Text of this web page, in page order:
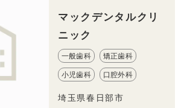
マックデンタルクリ
ニック
一般歯科 矯正歯科
小児歯科 口腔外科
埼玉県春日部市